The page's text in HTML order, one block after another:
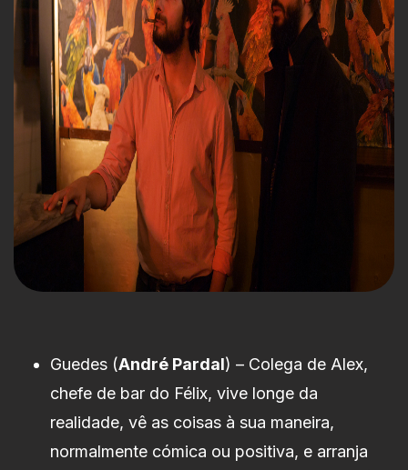
Guedes (André Pardal) – Colega de Alex,
chefe de bar do Félix, vive longe da
realidade, vê as coisas à sua maneira,
normalmente cómica ou positiva, e arranja